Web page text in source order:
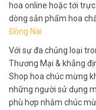
hoa online hoặc tới
dòng sản phẩm hoa
Đồng Nai
Với sự đa chủng loại
Thương Mại & khẳng
Shop hoa chúc mừng
những người sử dụng
phù hợp nhằm chúc